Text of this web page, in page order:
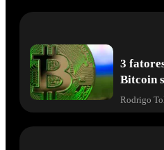
3
Bitcoin
Rodrigo